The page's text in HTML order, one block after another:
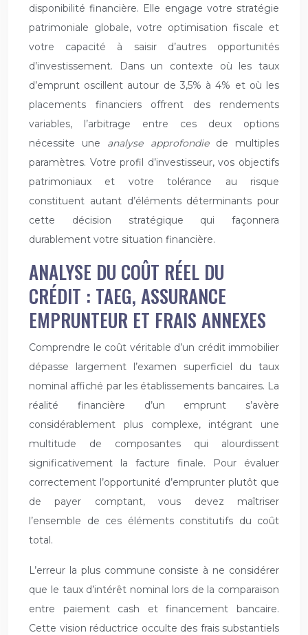
disponibilité financière. Elle engage votre stratégie
patrimoniale globale, votre optimisation fiscale et
votre capacité à saisir d’autres opportunités
d’investissement. Dans un contexte où les taux
d’emprunt oscillent autour de 3,5% à 4% et où les
placements financiers offrent des rendements
variables, l’arbitrage entre ces deux options
nécessite une analyse approfondiede multiples
paramètres. Votre profil d’investisseur, vos objectifs
patrimoniaux et votre tolérance au risque
constituent autant d’éléments déterminants pour
cette décision stratégique qui façonnera
durablement votre situation financière.
ANALYSE DU COÛT RÉEL DU
CRÉDIT : TAEG, ASSURANCE
EMPRUNTEUR ET FRAIS ANNEXES
Comprendre le coût véritable d’un crédit immobilier
dépasse largement l’examen superficiel du taux
nominal affiché par les établissements bancaires. La
réalité financière d’un emprunt s’avère
considérablement plus complexe, intégrant une
multitude de composantes qui alourdissent
significativement la facture finale. Pour évaluer
correctement l’opportunité d’emprunter plutôt que
de payer comptant, vous devez maîtriser
l’ensemble de ces éléments constitutifs du coût
total.
L’erreur la plus commune consiste à ne considérer
que le taux d’intérêt nominal lors de la comparaison
entre paiement cash et financement bancaire.
Cette vision réductrice occulte des frais substantiels